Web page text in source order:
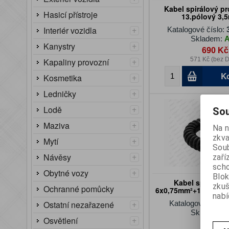
Hasicí přístroje
Interiér vozidla
+
Kanystry
+
Kapaliny provozní
+
Kosmetika
+
Ledničky
+
Lodě
+
Maziva
+
Mytí
+
Návěsy
+
Obytné vozy
+
Ochranné pomůcky
Ostatní nezařazené
+
Osvětlení
+
Kabel spirálový
13.pólový
Katalogové číslo:
Skladem:
690 Kč
571 Kč (bez
Kabel
4,5m
Katalogové číslo:
Skladem:
530 Kč
Na